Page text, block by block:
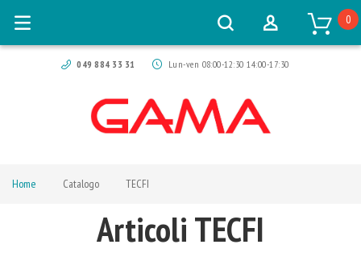
049 884 33 31 Lun-ven 08:00-12:30 14:00-17:30
0
Home Catalogo TECFI
Articoli TECFI